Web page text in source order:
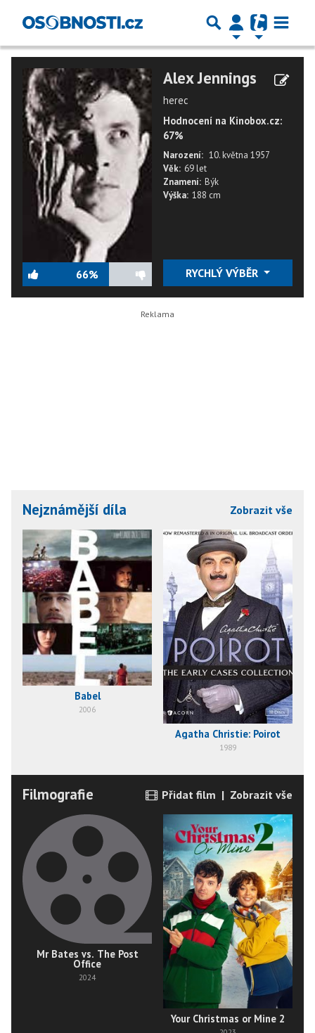
66%
Alex Jennings
herec
Hodnocení na Kinobox.cz:
67%
Narození: 10. května 1957
Věk: 69 let
Znamení: Býk
Výška: 188 cm
RYCHLÝ VÝBĚR
Nejznámější díla Zobrazit vše
Babel
2006
Agatha Christie: Poirot
1989
Filmografie Přidat film | Zobrazit vše
Mr Bates vs. The Post
Office
2024
Your Christmas or Mine 2